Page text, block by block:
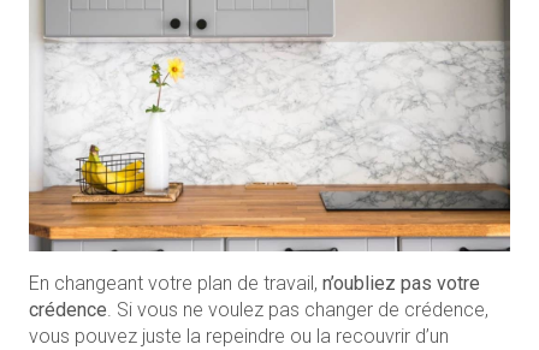
En changeant votre plan de travail, n’oubliez pas votre
crédence. Si vous ne voulez pas changer de crédence,
vous pouvez juste la repeindre ou la recouvrir d’un